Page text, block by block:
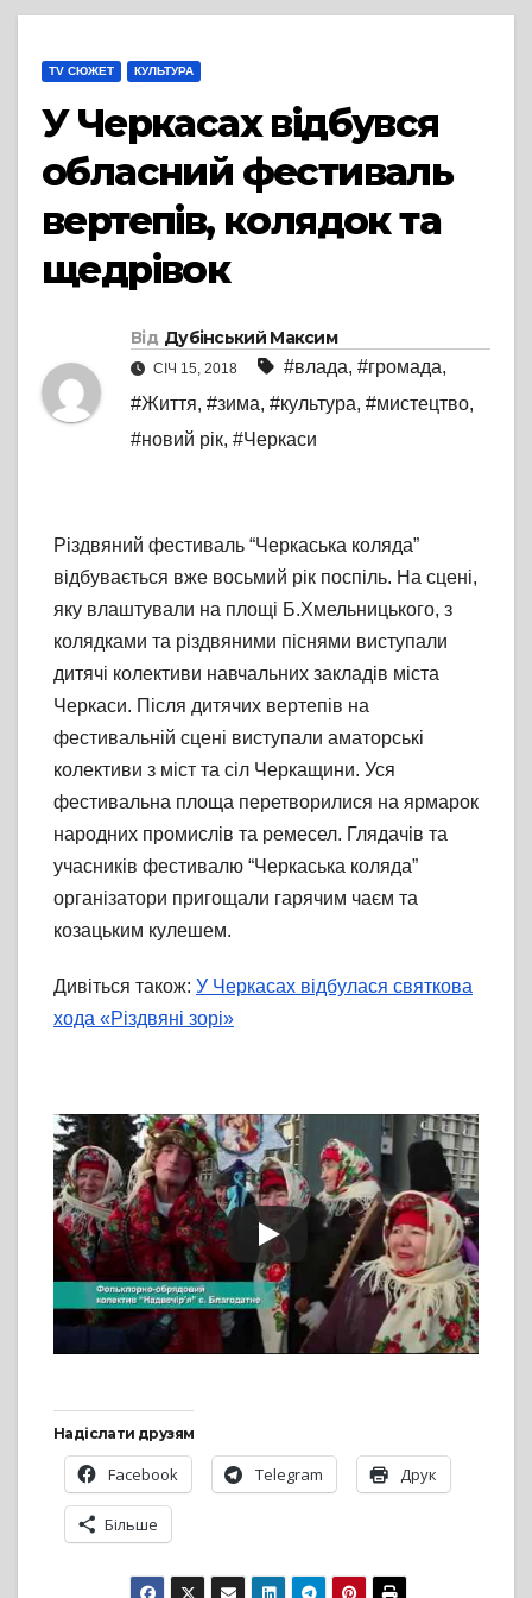
TV СЮЖЕТ КУЛЬТУРА
У Черкасах відбувся
обласний фестиваль
вертепів, колядок та
щедрівок
Від Дубінський Максим
СІЧ 15, 2018 #влада, #громада,
#Життя, #зима, #культура, #мистецтво,
#новий рік, #Черкаси
Різдвяний фестиваль “Черкаська коляда”
відбувається вже восьмий рік поспіль. На сцені,
яку влаштували на площі Б.Хмельницького, з
колядками та різдвяними піснями виступали
дитячі колективи навчальних закладів міста
Черкаси. Після дитячих вертепів на
фестивальній сцені виступали аматорські
колективи з міст та сіл Черкащини. Уся
фестивальна площа перетворилися на ярмарок
народних промислів та ремесел. Глядачів та
учасників фестивалю “Черкаська коляда”
організатори пригощали гарячим чаєм та
козацьким кулешем.
Дивіться також: У Черкасах відбулася святкова
хода «Різдвяні зорі»
Надіслати друзям
Facebook Telegram Друк
Більше